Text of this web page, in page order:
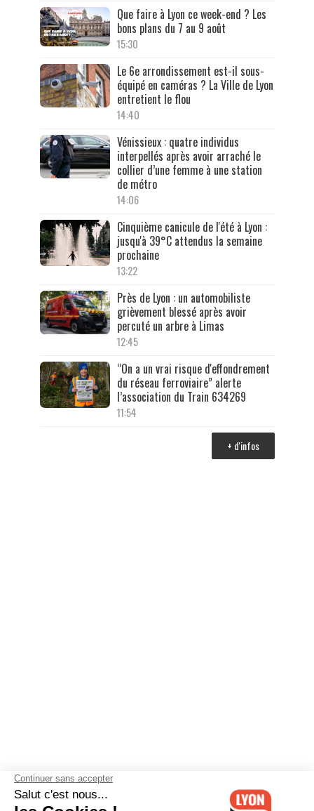
Que faire à Lyon ce week-end ? Les
bons plans du 7 au 9 août
15:30
Le 6e arrondissement est-il sous-
équipé en caméras ? La Ville de Lyon
entretient le flou
14:40
Vénissieux : quatre individus
interpellés après avoir arraché le
collier d’une femme à une station
de métro
14:06
Cinquième canicule de l'été à Lyon :
jusqu'à 39°C attendus la semaine
prochaine
13:22
Près de Lyon : un automobiliste
grièvement blessé après avoir
percuté un arbre à Limas
12:45
“On a un vrai risque d'effondrement
du réseau ferroviaire” alerte
l’association du Train 634269
11:54
+ d'infos